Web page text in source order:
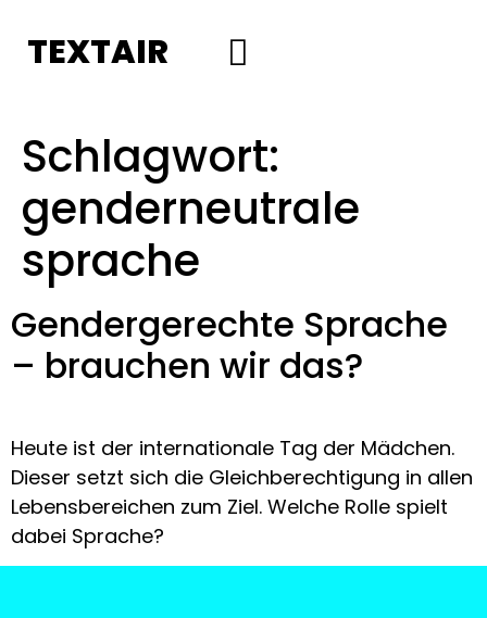
TEXTAIR
Schlagwort:
genderneutrale
sprache
Gendergerechte Sprache
– brauchen wir das?
Heute ist der internationale Tag der Mädchen.
Dieser setzt sich die Gleichberechtigung in allen
Lebensbereichen zum Ziel. Welche Rolle spielt
dabei Sprache?